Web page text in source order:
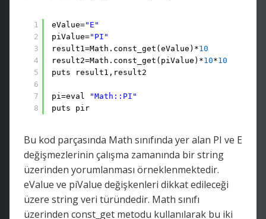
1
2
3
4
5
6
7
8
eValue="E"
piValue="PI"
result1=Math.const_get(eValue)*10
result2=Math.const_get(piValue)*10*10
puts result1,result2
pi=eval
"Math::PI"
puts pir
Bu kod parçasında Math sınıfında yer alan PI ve E
değişmezlerinin çalışma zamanında bir string
üzerinden yorumlanması örneklenmektedir.
eValue ve piValue değişkenleri dikkat edileceği
üzere string veri türündedir. Math sınıfı
üzerinden const_get metodu kullanılarak bu iki